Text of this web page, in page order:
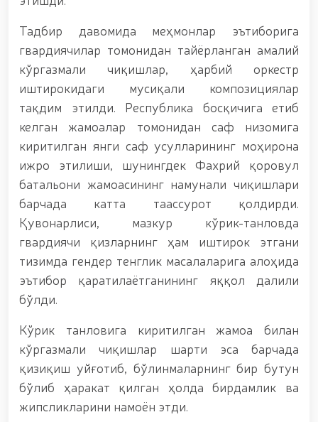
мукофотлаш тўғрисида”ги Фармони / / Президент
Шавкат Мирзиёев Хавфсизлик кенгашининг
кенгайтирилган йиғилишини ўтказди / / Президент
Шавкат Мирзиёев Тошкент шаҳри Юнусобод
туманида барпо этилган йирик қувватли
когенерация маркази фаолияти билан танишди
(https://president.uz/oz/lists/view/8785) / /
Молия, илғор технологиялар, маданият ва
туризмнинг йирик марказига айланиб бораётган
Тошкент
(https://t.me/milliygvardiyauz_official/
замонавий мегаполислари андозаси асосида янада
ривожлантирилади / / Маънавий-маърифий
семинар-тренинг ўтказилди / / Қорақалпоғистон
Республикасида гвардиячилар томонидан
(ҳттпс://телегра.пҳ/Қорақалпог%СА%ББистон-
Республикасида-гвардиячилари-томонидан-
қизил-китобга-киритилган-о%СА%ББсимликни-
ноқонуний-равишда-олиб-кетаётган-12-16), Қизил
китобга киритилган ўсимликни ноқонуний равишда
олиб кетаётган шахс қўлга олинди / / Тошкент
шаҳрида гвардиячилар томонидан
сертификатланмаган пиротехника воситалари
(https://telegra.ph/Toshkent-shahrida-
gvardiyachilar-tomonidan-sertifikatlanmagan-
pirotexnika-buyumlari-olib-qoyildi-12-15) олиб
қўйилди / / Фарғона вилоятида пиротехника
воситаларининг ноқонуний муомаласига
Тадбир давомида меҳмонлар эътиборига
гвардиячилар томонидан тайёрланган амалий
кўргазмали чиқишлар, ҳарбий оркестр
иштирокидаги мусиқали композициялар
тақдим этилди. Республика босқичига етиб
келган жамоалар томонидан саф низомига
киритилган янги саф усулларининг моҳирона
ижро этилиши, шунингдек Фахрий қоровул
батальони жамоасининг намунали чиқишлари
барчада катта таассурот қолдирди.
Қувонарлиси, мазкур кўрик-танловда
гвардиячи қизларнинг ҳам иштирок этгани
тизимда гендер тенглик масалаларига алоҳида
эътибор қаратилаётганининг яққол далили
бўлди.
Кўрик танловига киритилган жамоа билан
кўргазмали чиқишлар шарти эса барчада
қизиқиш уйғотиб, бўлинмаларнинг бир бутун
бўлиб ҳаракат қилган ҳолда бирдамлик ва
жипсликларини намоён этди.